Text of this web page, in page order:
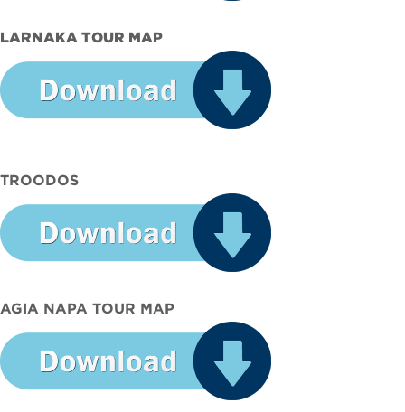
LARNAKA TOUR MAP
TROODOS
AGIA NAPA TOUR MAP